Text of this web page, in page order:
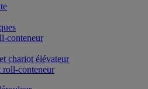
conteneur
chariot élévateur
roll-conteneur